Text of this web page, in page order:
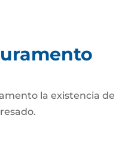
la existencia de